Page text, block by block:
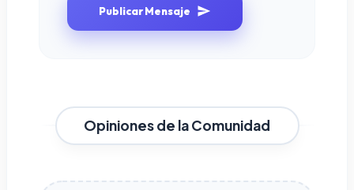
Publicar Mensaje
Opiniones de la Comunidad